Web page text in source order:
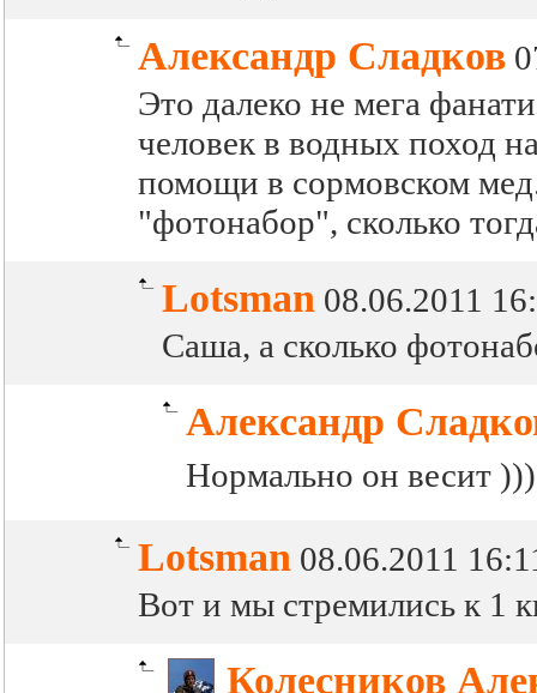
Александр Сладков
Это далеко не мега
человек в водных поход
помощи в сормовском
"фотонабор", сколько
Lotsman 08.06.2011
Саша, а сколько
Александр
Нормально он весит
Lotsman 08.06.2011
Вот и мы стремились к 1
Колесников